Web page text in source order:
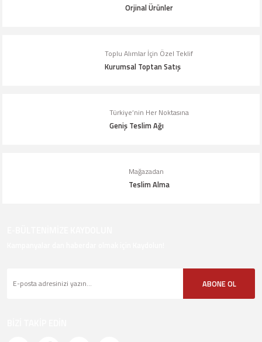
Orjinal Ürünler
Toplu Alımlar İçin Özel Teklif
Kurumsal Toptan Satış
Türkiye’nin Her Noktasına
Geniş Teslim Ağı
Mağazadan
Teslim Alma
ABONE OL